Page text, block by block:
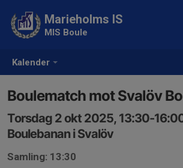
Kalender
Marieholms IS
MIS Boule
Boulematch mot Svalöv
Torsdag 2 okt 2025, 13:30-
Boulebanan i Svalöv
Samling: 13:30